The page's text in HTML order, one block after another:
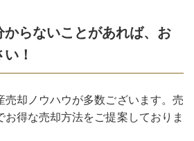
からないことがあれば、お
！
売却ノウハウが多数ございます。売
お得な売却方法をご提案しておりま